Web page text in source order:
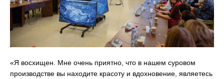
«Я восхищен. Мне очень приятно, что в нашем суровом
производстве вы находите красоту и вдохновение, являетесь